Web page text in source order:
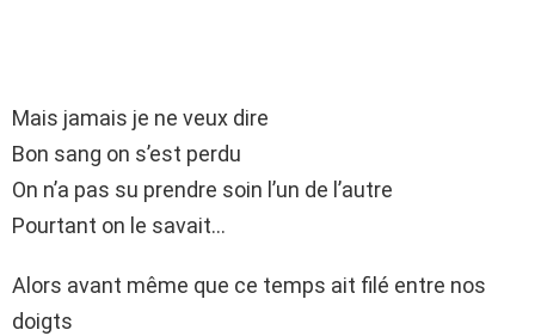
Mais jamais je ne veux dire
Bon sang on s’est perdu
On n’a pas su prendre soin l’un de l’autre
Pourtant on le savait…
Alors avant même que ce temps ait filé entre nos
doigts